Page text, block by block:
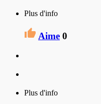
Plus d'info
Aime 0
Plus d'info